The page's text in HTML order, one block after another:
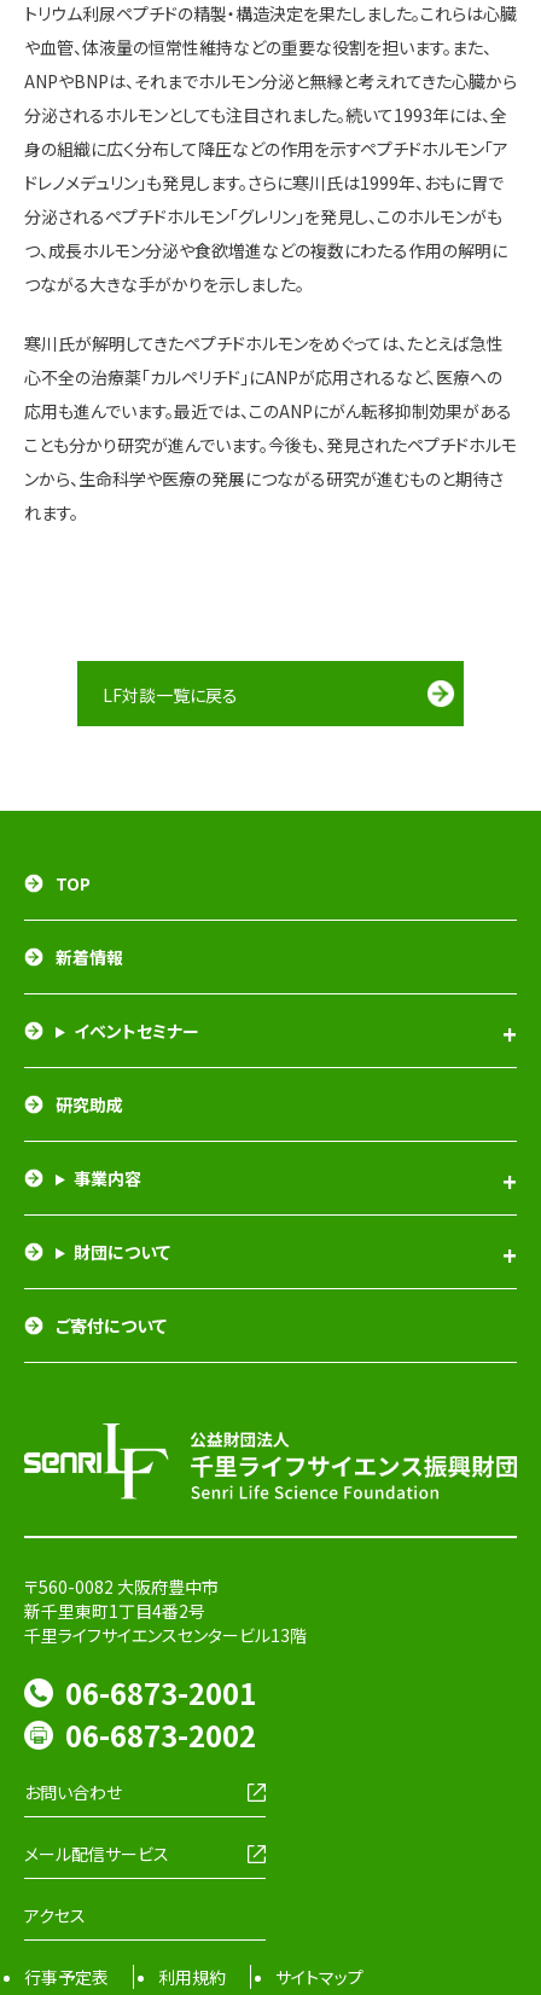
トリウム利尿ペプチドの精製・構造決定を果たしました。これらは心臓
や血管、体液量の恒常性維持などの重要な役割を担います。また、
ANPやBNPは、それまでホルモン分泌と無縁と考えれてきた心臓から
分泌されるホルモンとしても注目されました。続いて1993年には、全
身の組織に広く分布して降圧などの作用を示すペプチドホルモン「ア
ドレノメデュリン」も発見します。さらに寒川氏は1999年、おもに胃で
分泌されるペプチドホルモン「グレリン」を発見し、このホルモンがも
つ、成長ホルモン分泌や食欲増進などの複数にわたる作用の解明に
つながる大きな手がかりを示しました。
寒川氏が解明してきたペプチドホルモンをめぐっては、たとえば急性
心不全の治療薬「カルペリチド」にANPが応用されるなど、医療への
応用も進んでいます。最近では、このANPにがん転移抑制効果がある
ことも分かり研究が進んでいます。今後も、発見されたペプチドホルモ
ンから、生命科学や医療の発展につながる研究が進むものと期待さ
れます。
LF対談一覧に戻る
TOP
新着情報
イベントセミナー
研究助成
事業内容
財団について
ご寄付について
〒560-0082 大阪府豊中市
新千里東町1丁目4番2号
千里ライフサイエンスセンタービル13階
06-6873-2001
06-6873-2002
お問い合わせ
メール配信サービス
アクセス
行事予定表 利用規約 サイトマップ